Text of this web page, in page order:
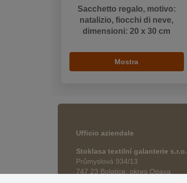
Sacchetto regalo, motivo:
natalizio, fiocchi di neve,
dimensioni: 20 x 30 cm
Mostra
Ufficio aziendale
Stoklasa textilní galanterie s.r.o.
Průmyslová 934/13
747 23 Bolatice, okres Opava